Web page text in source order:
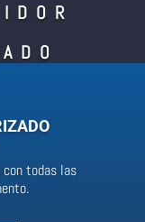
con todas las